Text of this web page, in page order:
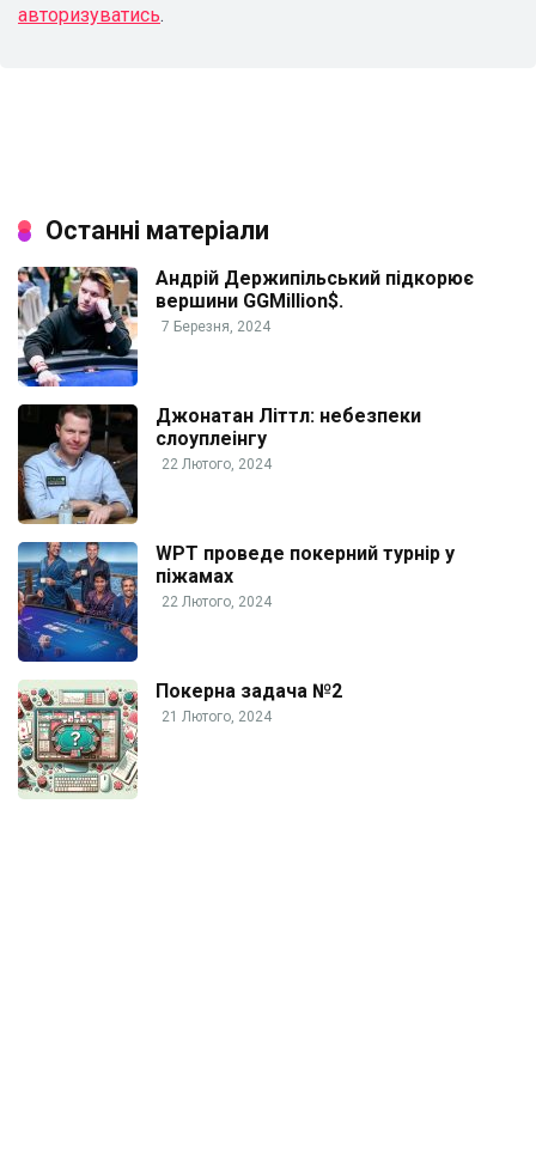
авторизуватись.
Останні матеріали
Андрій Держипільський підкорює
вершини GGMillion$.
7 Березня, 2024
Джонатан Літтл: небезпеки
слоуплеінгу
22 Лютого, 2024
WPT проведе покерний турнір у
піжамах
22 Лютого, 2024
Покерна задача №2
21 Лютого, 2024